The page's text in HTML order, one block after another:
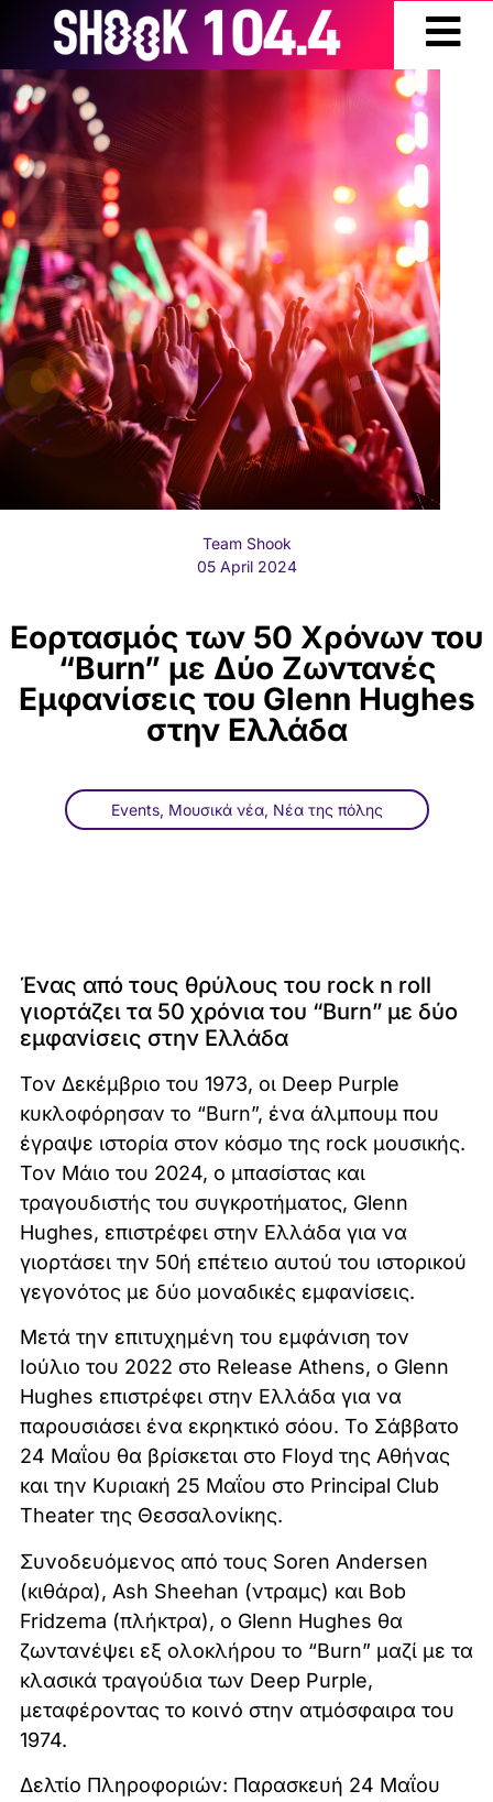
Team Shook
05 April 2024
Εορτασμός των 50 Χρόνων του
“Burn” με Δύο Ζωντανές
Εμφανίσεις του Glenn Hughes
στην Ελλάδα
Events, Μουσικά νέα, Νέα της πόλης
Ένας από τους θρύλους του rock n roll
γιορτάζει τα 50 χρόνια του “Burn” με δύο
εμφανίσεις στην Ελλάδα
Τον Δεκέμβριο του 1973, οι Deep Purple
κυκλοφόρησαν το “Burn”, ένα άλμπουμ που
έγραψε ιστορία στον κόσμο της rock μουσικής.
Τον Μάιο του 2024, ο μπασίστας και
τραγουδιστής του συγκροτήματος, Glenn
Hughes, επιστρέφει στην Ελλάδα για να
γιορτάσει την 50ή επέτειο αυτού του ιστορικού
γεγονότος με δύο μοναδικές εμφανίσεις.
Μετά την επιτυχημένη του εμφάνιση τον
Ιούλιο του 2022 στο Release Athens, ο Glenn
Hughes επιστρέφει στην Ελλάδα για να
παρουσιάσει ένα εκρηκτικό σόου. Το Σάββατο
24 Μαΐου θα βρίσκεται στο Floyd της Αθήνας
και την Κυριακή 25 Μαΐου στο Principal Club
Theater της Θεσσαλονίκης.
Συνοδευόμενος από τους Soren Andersen
(κιθάρα), Ash Sheehan (ντραμς) και Bob
Fridzema (πλήκτρα), ο Glenn Hughes θα
ζωντανέψει εξ ολοκλήρου το “Burn” μαζί με τα
κλασικά τραγούδια των Deep Purple,
μεταφέροντας το κοινό στην ατμόσφαιρα του
1974.
Δελτίο Πληροφοριών: Παρασκευή 24 Μαΐου